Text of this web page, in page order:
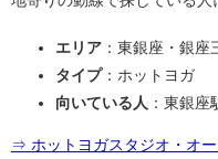
エリア ：東銀座・銀座
タイプ：ホットヨガ
向いている人 ：東銀
⇒ ホットヨガスタジオ・オ